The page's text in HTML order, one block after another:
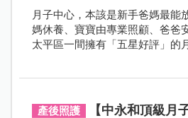
月子中心，本該是新手爸媽最
媽休養、寶寶由專業照顧、爸爸
太平區一間擁有「五星好評」的
產後照護
【中永和頂級月